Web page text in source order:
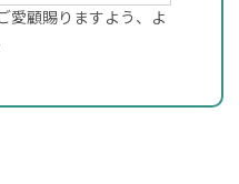
愛顧賜りますよう、よ